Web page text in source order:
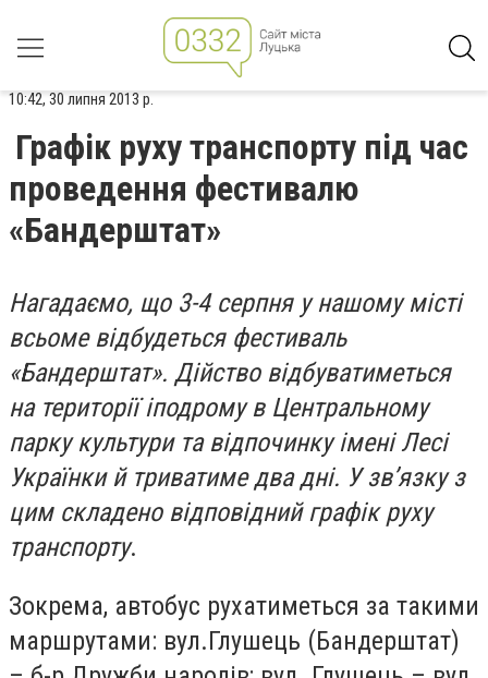
10:42, 30 липня 2013 р.
Графік руху транспорту під час
проведення фестивалю
«Бандерштат»
Нагадаємо, що 3-4 серпня у нашому місті
всьоме відбудеться фестиваль
«Бандерштат». Дійство відбуватиметься
на території іподрому в Центральному
парку культури та відпочинку імені Лесі
Українки й триватиме два дні. У зв’язку з
цим складено відповідний графік руху
транспорту.
Зокрема, автобус рухатиметься за такими
маршрутами: вул.Глушець (Бандерштат)